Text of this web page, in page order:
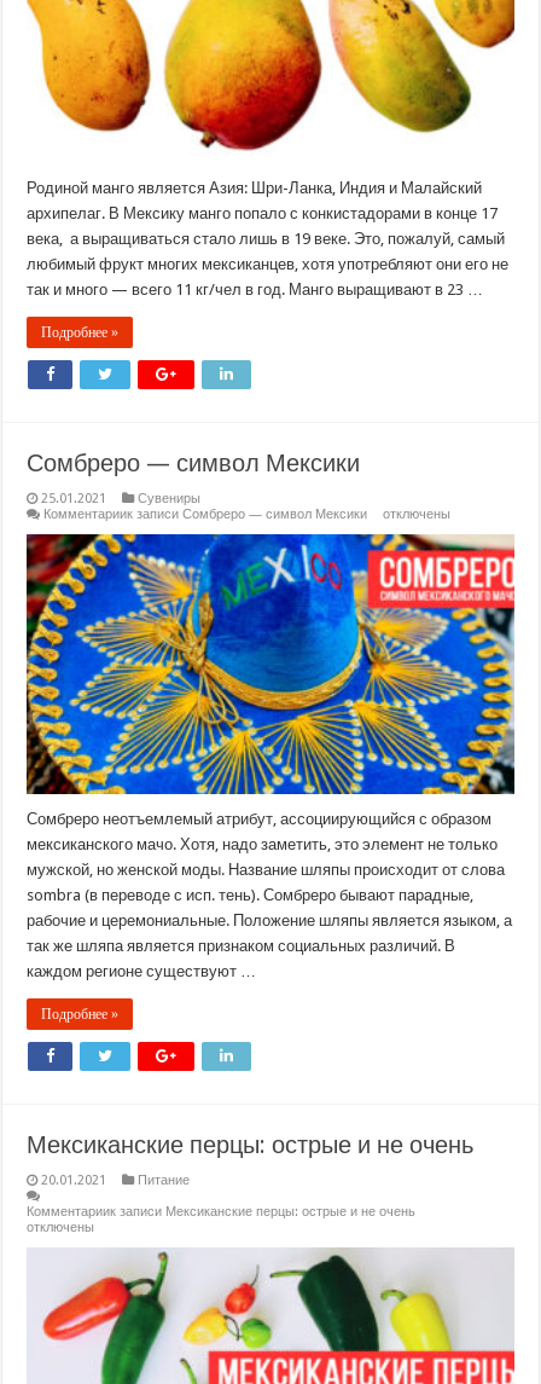
Родиной манго является Азия: Шри-Ланка, Индия и Малайский
архипелаг. В Мексику манго попало с конкистадорами в конце 17
века, а выращиваться стало лишь в 19 веке. Это, пожалуй, самый
любимый фрукт многих мексиканцев, хотя употребляют они его не
так и много — всего 11 кг/чел в год. Манго выращивают в 23 …
Подробнее »
Сомбреро — символ Мексики
25.01.2021
Сувениры
Комментариик записи Сомбреро — символ Мексики отключены
Сомбреро неотъемлемый атрибут, ассоциирующийся с образом
мексиканского мачо. Хотя, надо заметить, это элемент не только
мужской, но женской моды. Название шляпы происходит от слова
sombra (в переводе с исп. тень). Сомбреро бывают парадные,
рабочие и церемониальные. Положение шляпы является языком, а
так же шляпа является признаком социальных различий. В
каждом регионе существуют …
Подробнее »
Мексиканские перцы: острые и не очень
20.01.2021
Питание
Комментариик записи Мексиканские перцы: острые и не очень
отключены